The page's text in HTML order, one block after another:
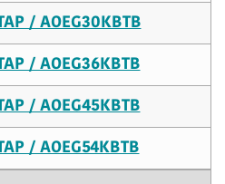
/ AOEG30KBTB
/ AOEG36KBTB
/ AOEG45KBTB
/ AOEG54KBTB